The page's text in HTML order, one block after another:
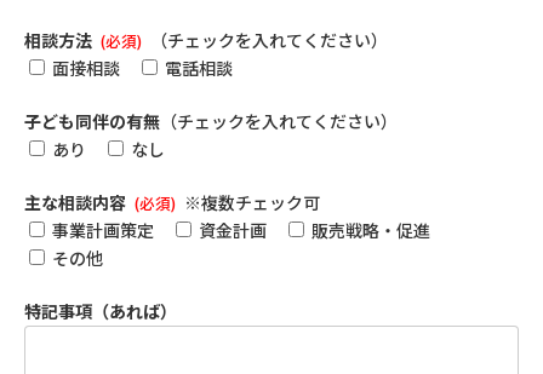
相談方法 (必須)
（チェックを入れてください）
面接相談
電話相談
子ども同伴の有無（チェックを入れてください）
あり
なし
主な相談内容 (必須) ※複数チェック可
事業計画策定
資金計画
販売戦略・促進
その他
特記事項（あれば）